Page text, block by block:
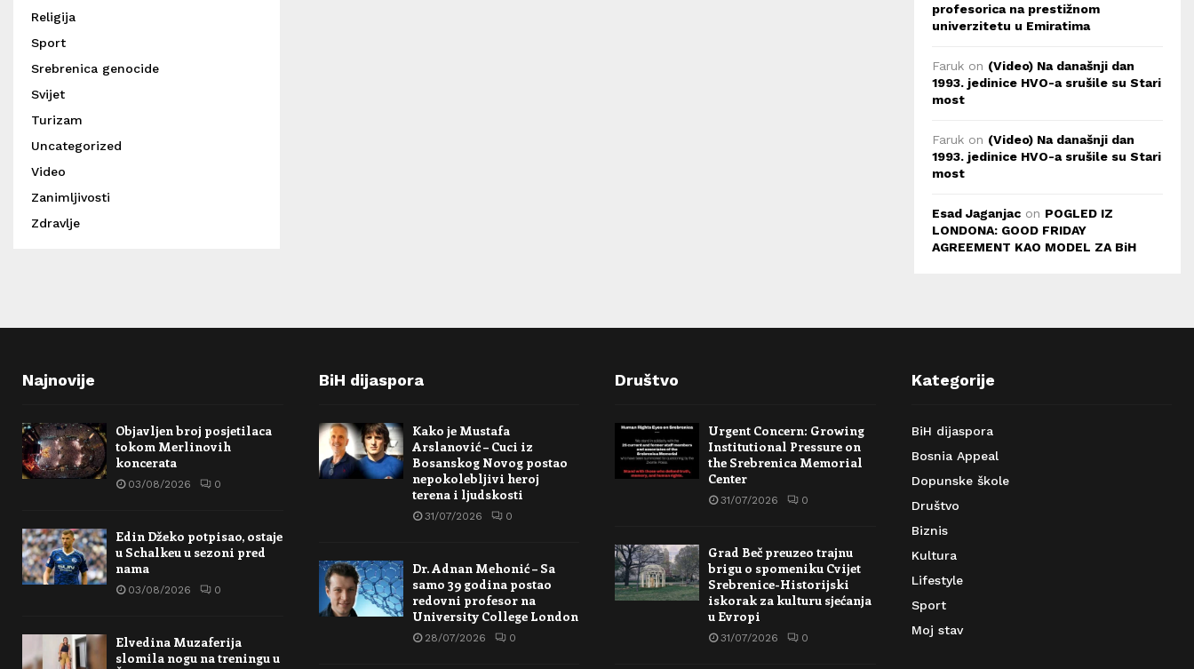
Religija
Sport
Srebrenica genocide
Svijet
Turizam
Uncategorized
Video
Zanimljivosti
Zdravlje
profesorica na prestižnom
univerzitetu u Emiratima
Faruk on (Video) Na današnji dan
1993. jedinice HVO-a srušile su Stari
most
Faruk on (Video) Na današnji dan
1993. jedinice HVO-a srušile su Stari
most
Esad Jaganjac on POGLED IZ
LONDONA: GOOD FRIDAY
AGREEMENT KAO MODEL ZA BiH
Najnovije
Objavljen broj posjetilaca
tokom Merlinovih
koncerata
03/08/2026 0
Edin Džeko potpisao, ostaje
u Schalkeu u sezoni pred
nama
03/08/2026 0
Elvedina Muzaferija
slomila nogu na treningu u
BiH dijaspora
Kako je Mustafa
Arslanović – Cuci iz
Bosanskog Novog postao
nepokolebljivi heroj
terena i ljudskosti
31/07/2026 0
Dr. Adnan Mehonić – Sa
samo 39 godina postao
redovni profesor na
University College London
28/07/2026 0
Društvo
Urgent Concern: Growing
Institutional Pressure on
the Srebrenica Memorial
Center
31/07/2026 0
Grad Beč preuzeo trajnu
brigu o spomeniku Cvijet
Srebrenice-Historijski
iskorak za kulturu sjećanja
u Evropi
31/07/2026 0
Kategorije
BiH dijaspora
Bosnia Appeal
Dopunske škole
Društvo
Biznis
Kultura
Lifestyle
Sport
Moj stav